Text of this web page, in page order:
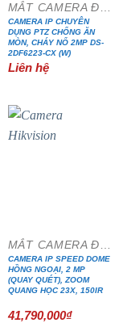
MẮT CAMERA ĐẶC CHỦNG
CAMERA IP CHUYÊN
DỤNG PTZ CHỐNG ĂN
MÒN, CHÁY NỔ 2MP DS-
2DF6223-CX (W)
Liên hệ
MẮT CAMERA ĐẶC CHỦNG
CAMERA IP SPEED DOME
HỒNG NGOẠI, 2 MP
(QUAY QUÉT), ZOOM
QUANG HỌC 23X, 150IR
41,790,000₫